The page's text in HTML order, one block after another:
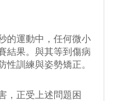
的運動中，任何微小
結果。與其等到傷病
性訓練與姿勢矯正。
，正受上述問題困